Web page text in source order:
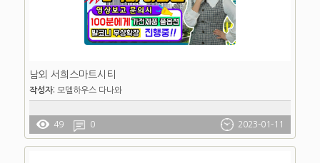
남외 서희스마트시티
작성자: 모델하우스 다나와
49 0 2023-01-11